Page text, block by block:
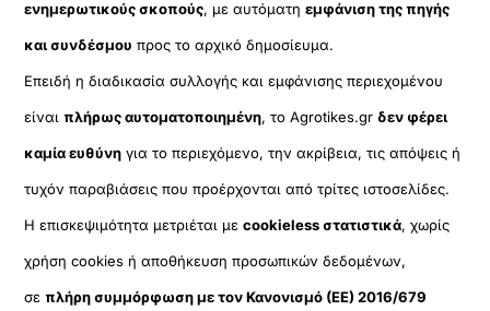
ενημερωτικούς σκοπούς, με αυτόματηεμφάνιση της πηγής
και συνδέσμου προς το αρχικό δημοσίευμα.
Επειδή η διαδικασία συλλογής και εμφάνισης περιεχομένου
είναιπλήρως αυτοματοποιημένη, το Agrotikes.gr δεν φέρει
καμία ευθύνη για το περιεχόμενο, την ακρίβεια, τις απόψεις ή
τυχόν παραβιάσεις που προέρχονται από τρίτες ιστοσελίδες.
Η επισκεψιμότητα μετριέται μεcookieless στατιστικά, χωρίς
χρήση cookies ή αποθήκευση προσωπικών δεδομένων,
σεπλήρη συμμόρφωση με τον Κανονισμό (ΕΕ) 2016/679